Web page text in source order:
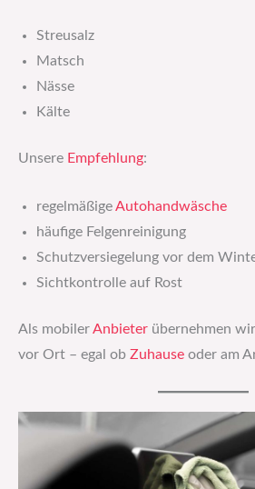
Streusalz
Matsch
Nässe
Kälte
Unsere Empfehlung:
regelmäßige Autohandwäsche
häufige Felgenreinigung
Schutzversiegelung vor dem
Sichtkontrolle auf Rost
Als mobiler Anbieter übernehmen
vor Ort – egal ob Zuhause oder am